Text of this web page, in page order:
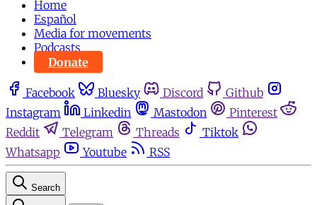
Home
Español
Media for movements
Podcasts
Donate
Facebook Bluesky Discord
Github
Instagram
Linkedin Mastodon
Pinterest
Reddit
Telegram Threads
Tiktok
Whatsapp
Youtube RSS
Search